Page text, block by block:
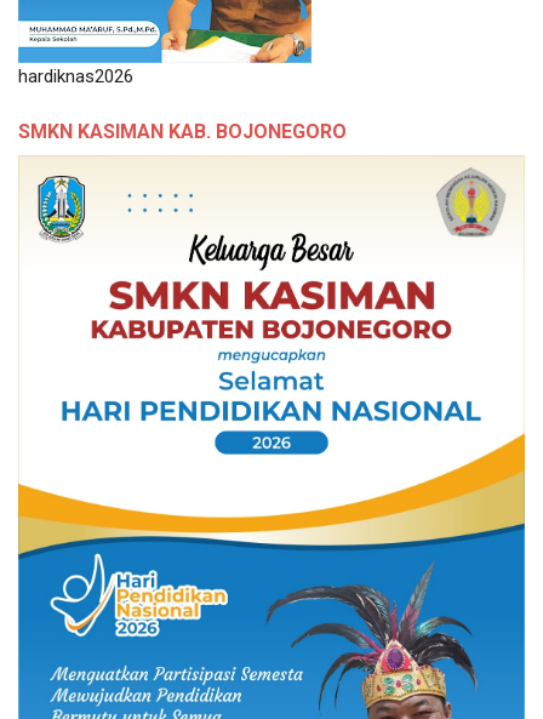
hardiknas2026
SMKN KASIMAN KAB. BOJONEGORO